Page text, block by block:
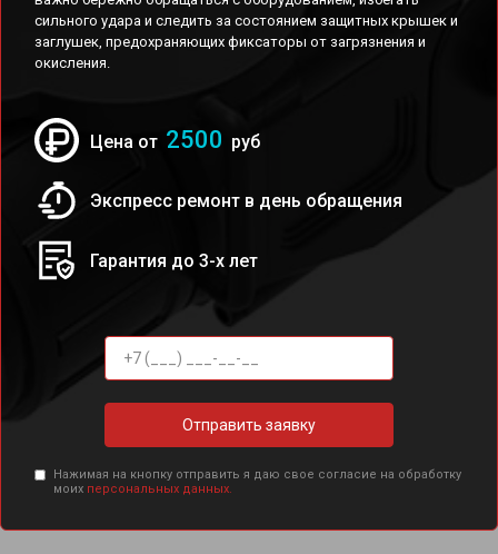
сильного удара и следить за состоянием защитных крышек и
заглушек, предохраняющих фиксаторы от загрязнения и
окисления.
Цена от 2500 руб
Экспресс ремонт в день обращения
Гарантия до 3-х лет
Отправить заявку
Нажимая на кнопку отправить я даю свое согласие на обработку
моих персональных данных.